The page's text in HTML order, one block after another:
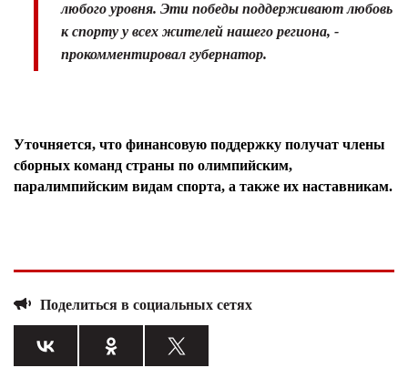
любого уровня. Эти победы поддерживают любовь
к спорту у всех жителей нашего региона, -
прокомментировал губернатор.
Уточняется, что финансовую поддержку получат члены
сборных команд страны по олимпийским,
паралимпийским видам спорта, а также их наставникам.
Поделиться в социальных сетях